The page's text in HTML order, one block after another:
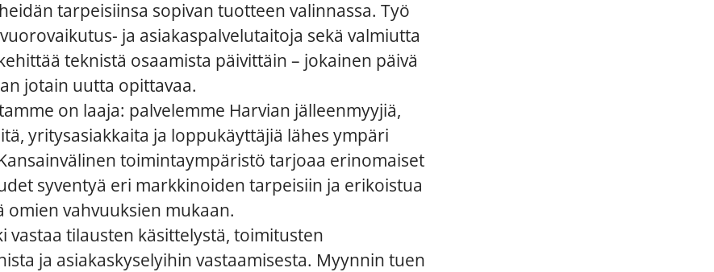
tarpeisiinsa sopivan tuotteen valinnassa. Työ
ja asiakaspalvelutaitoja sekä valmiutta
teknistä osaamista päivittäin – jokainen päivä
jotain uutta opittavaa.
on laaja: palvelemme Harvian jälleenmyyjiä,
yritysasiakkaita ja loppukäyttäjiä lähes ympäri
toimintaympäristö tarjoaa erinomaiset
syventyä eri markkinoiden tarpeisiin ja erikoistua
omien vahvuuksien mukaan.
vastaa tilausten käsittelystä, toimitusten
ja asiakaskyselyihin vastaamisesta. Myynnin tuen